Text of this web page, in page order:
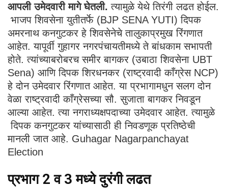
आपली उमेदवारी मागे घेतली. त्यामुळे येथे तिरंगी लढत होईल.
भाजप शिवसेना युतीतर्फे (BJP SENA YUTI) दिपक
अमरनाथ कनगुटकर हे शिवसेनेचे तालुकाप्रमुख रिंगणात
आहेत. यापूर्वी गुहागर नगरपंचायतीमध्ये ते बांधकाम सभापती
होते. त्यांच्याबरोबरच समीर बागकर (उबाठा शिवसेना UBT
Sena) आणि दिपक शिरधनकर (राष्ट्रवादी काँग्रेस NCP)
हे दोन उमेदवार रिंगणात आहेत. या प्रभागामधुन सलग दोन
वेळा राष्ट्रवादी काँग्रेसच्या सौ. सुजाता बागकर निवडून
आल्या आहेत. त्या नगराध्यक्षपदाच्या उमेदवार आहेत. त्यामुळे
दिपक कनगुटकर यांच्यासाठी ही निवडणूक प्रतिष्ठेची
मानली जात आहे. Guhagar Nagarpanchayat
Election
प्रभाग 2 व 3 मध्ये दुरंगी लढत